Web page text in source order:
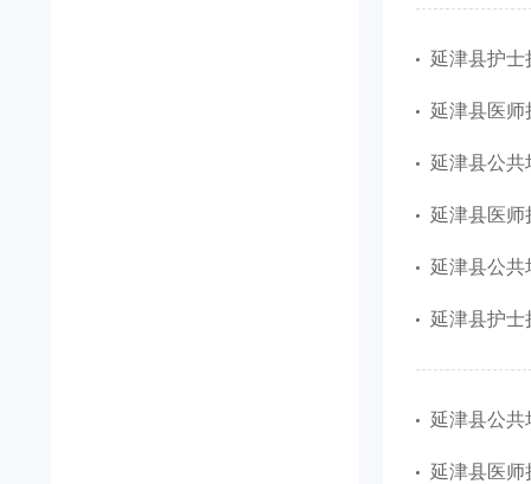
延津县护
延津县医
延津县公
延津县医
延津县公
延津县护
延津县公
延津县医